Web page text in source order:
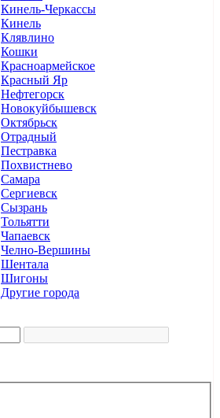
Кинель-Черкассы
Кинель
Клявлино
Кошки
Красноармейское
Красный Яр
Нефтегорск
Новокуйбышевск
Октябрьск
Отрадный
Пестравка
Похвистнево
Самара
Сергиевск
Сызрань
Тольятти
Чапаевск
Челно-Вершины
Шентала
Шигоны
Другие города